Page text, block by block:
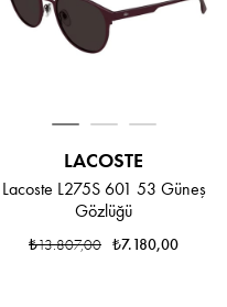
LACOSTE
Lacoste L275S 601 53 Güneş
Gözlüğü
₺7.180,00
₺13.807,00